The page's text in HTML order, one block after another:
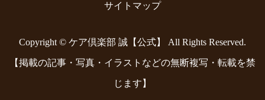
サイトマップ
Copyright © ケア倶楽部 誠【公式】 All Rights Reserved.
【掲載の記事・写真・イラストなどの無断複写・転載を禁
じます】